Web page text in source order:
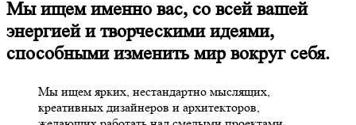
Мы ищем именно вас, со всей вашей
энергией и творческими идеями,
способными изменить мир вокруг себя.
Мы ищем ярких, нестандартно мыслящих,
креативных дизайнеров и архитекторов,